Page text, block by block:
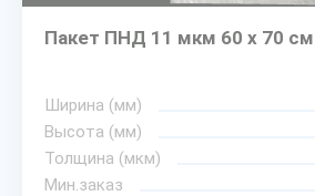
Пакет ПНД 11 мкм 60 х 70 см
Ширина (мм)
Высота (мм)
Толщина (мкм)
Мин.заказ